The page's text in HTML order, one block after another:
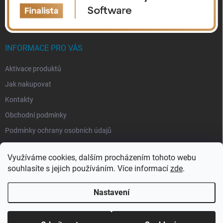
Využíváme cookies, dalším procházením tohoto webu
souhlasíte s jejich používáním. Více informací zde.
Nastavení
INFORMACE PRO VÁS
Aktivace produktů
Jak nakupovat
Kontakty
Obchodní podmínky
Podmínky ochrany osobních údajů
Copyright 2026eSoftis.cz. Všechna práva vyhrazena.Upravit nastavení